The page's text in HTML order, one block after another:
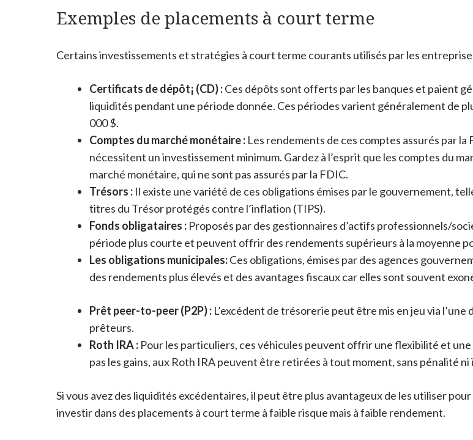
Exemples de placements à court terme
Certains investissements et stratégies à court terme courants utilisés par les
Certificats de dépôt¡ (CD) :Ces dépôts sont offerts par les banques et paient
liquidités pendant une période donnée. Ces périodes varient généralement de
000 $.
Comptes du marché monétaire : Les rendements de ces comptes assurés par
nécessitent un investissement minimum. Gardez à l’esprit que les comptes du
marché monétaire, qui ne sont pas assurés par la FDIC.
Trésors : Il existe une variété de ces obligations émises par le gouvernement,
titres du Trésor protégés contre l’inflation (TIPS).
Fonds obligataires : Proposés par des gestionnaires d’actifs professionnels/
période plus courte et peuvent offrir des rendements supérieurs à la moyenne
Les obligations municipales:Ces obligations, émises par des agences
des rendements plus élevés et des avantages fiscaux car elles sont souvent
Prêt peer-to-peer (P2P) : L’excédent de trésorerie peut être mis en jeu via
prêteurs.
Roth IRA : Pour les particuliers, ces véhicules peuvent offrir une flexibilité et
pas les gains, aux Roth IRA peuvent être retirées à tout moment, sans pénalité ni
Si vous avez des liquidités excédentaires, il peut être plus avantageux de les utiliser
investir dans des placements à court terme à faible risque mais à faible rendement.